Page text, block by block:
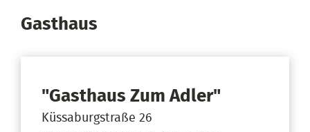
Gasthaus
"Gasthaus Zum Adler"
Küssaburgstraße 26